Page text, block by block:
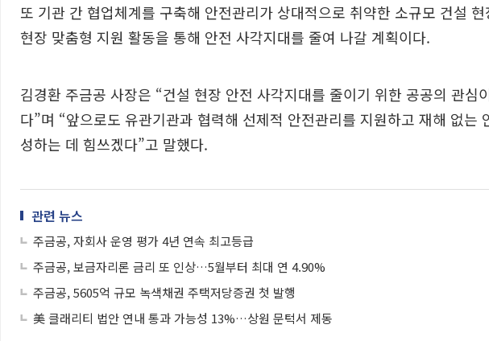
또 기관 간 협업체계를 구축해 안전관리가 상대적으로 취약한 소규모 건설
현장 맞춤형 지원 활동을 통해 안전 사각지대를 줄여 나갈 계획이다.
김경환 주금공 사장은 “건설 현장 안전 사각지대를 줄이기 위한 공공의 관심
다”며 “앞으로도 유관기관과 협력해 선제적 안전관리를 지원하고 재해 없는
성하는 데 힘쓰겠다”고 말했다.
관련 뉴스
주금공, 자회사 운영 평가 4년 연속 최고등급
주금공, 보금자리론 금리 또 인상…5월부터 최대 연 4.90%
주금공, 5605억 규모 녹색채권 주택저당증권 첫 발행
美 클래리티 법안 연내 통과 가능성 13%…상원 문턱서 제동